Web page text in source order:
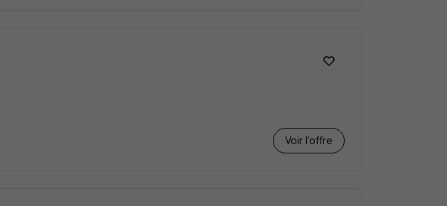
Voir l’offre